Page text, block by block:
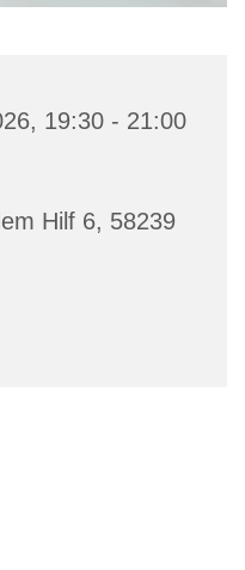
19:30 - 21:00
Hilf 6, 58239